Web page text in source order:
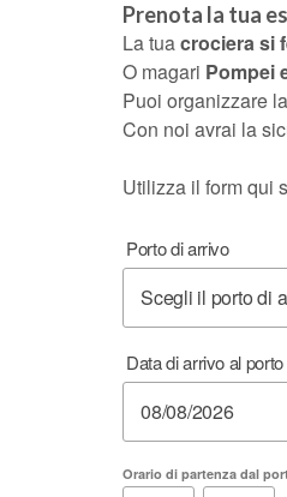
Prenota la tua
La tuacrociera si
O magari Pompei
Puoi organizzare
Con noi avrai la
Utilizza il form qui
Porto di arrivo
Data di arrivo al porto
Orario di partenza dal
I tuoi dati
Città
Email